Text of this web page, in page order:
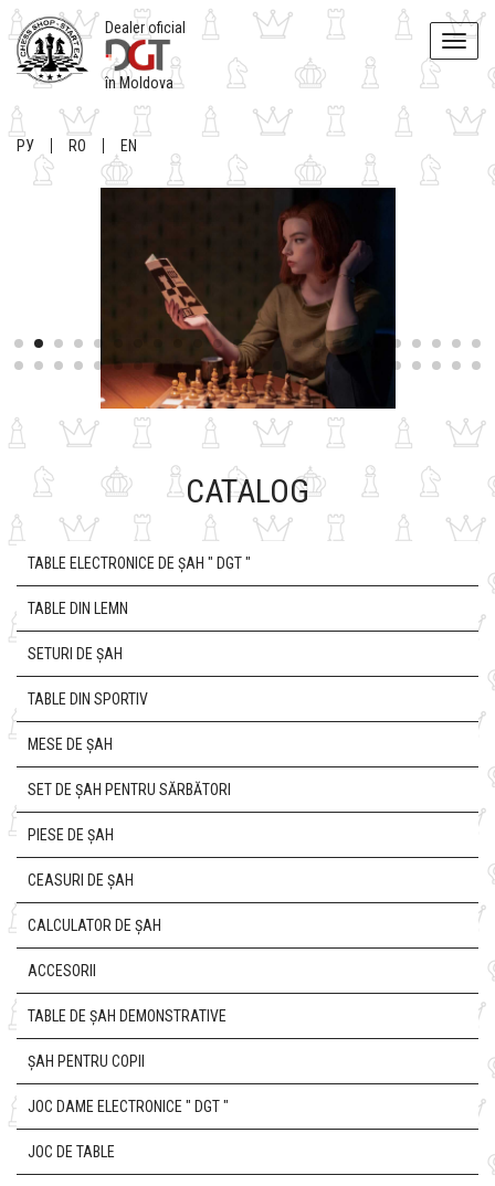
Toggle
Dealer oficial
în Moldova
РУ RO EN
CATALOG
TABLE ELECTRONICE DE ȘAH " DGT "
TABLE DIN LEMN
SETURI DE ȘAH
TABLE DIN SPORTIV
MESE DE ȘAH
SET DE ȘAH PENTRU SĂRBĂTORI
PIESE DE ȘAH
CEASURI DE ȘAH
CALCULATOR DE ȘAH
ACCESORII
TABLE DE ȘAH DEMONSTRATIVE
ȘAH PENTRU COPII
JOC DAME ELECTRONICE " DGT "
JOC DE TABLE